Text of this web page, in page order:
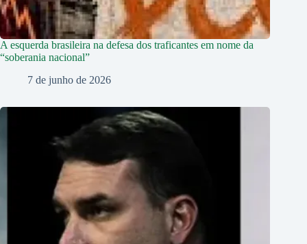
A esquerda brasileira na defesa dos traficantes em nome da
“soberania nacional”
7 de junho de 2026